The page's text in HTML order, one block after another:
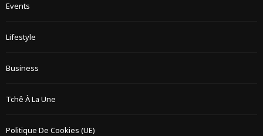
Events
Lifestyle
Business
Tchê À La Une
Politique De Cookies (UE)